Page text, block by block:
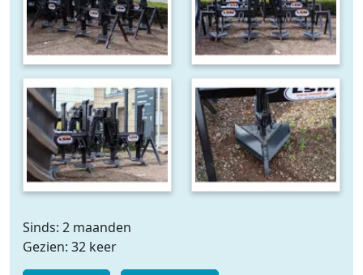
Sinds: 2 maanden
Gezien: 32 keer